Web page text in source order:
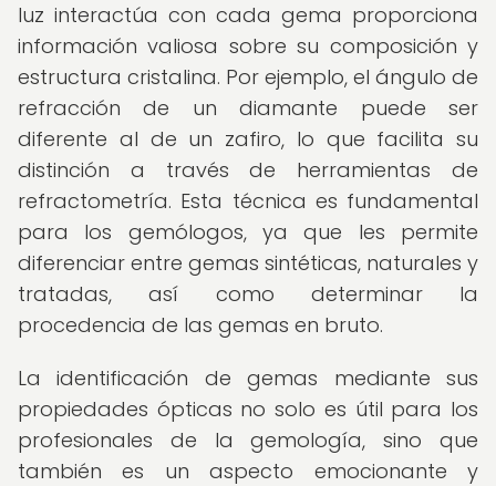
luz interactúa con cada gema proporciona
información valiosa sobre su composición y
estructura cristalina. Por ejemplo, el ángulo de
refracción de un diamante puede ser
diferente al de un zafiro, lo que facilita su
distinción a través de herramientas de
refractometría. Esta técnica es fundamental
para los gemólogos, ya que les permite
diferenciar entre gemas sintéticas, naturales y
tratadas, así como determinar la
procedencia de las gemas en bruto.
La identificación de gemas mediante sus
propiedades ópticas no solo es útil para los
profesionales de la gemología, sino que
también es un aspecto emocionante y